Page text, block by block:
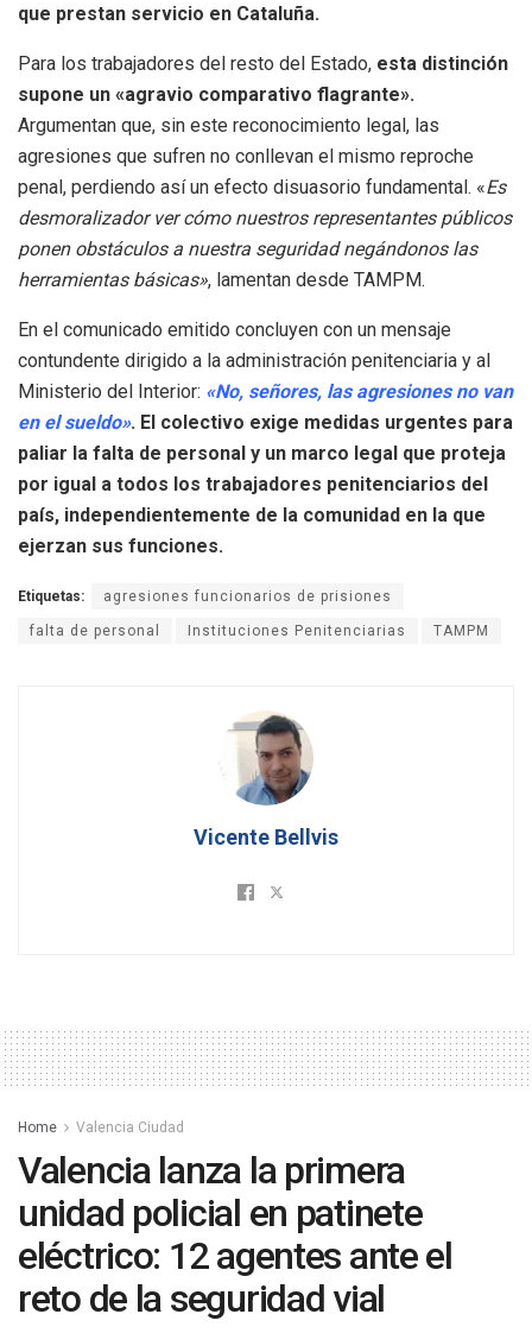
que prestan servicio en Cataluña.
Para los trabajadores del resto del Estado, esta distinción
supone un «agravio comparativo flagrante».
Argumentan que, sin este reconocimiento legal, las
agresiones que sufren no conllevan el mismo reproche
penal, perdiendo así un efecto disuasorio fundamental. «Es
desmoralizador ver cómo nuestros representantes públicos
ponen obstáculos a nuestra seguridad negándonos las
herramientas básicas», lamentan desde TAMPM.
En el comunicado emitido concluyen con un mensaje
contundente dirigido a la administración penitenciaria y al
Ministerio del Interior: «No, señores, las agresiones no van
en el sueldo». El colectivo exige medidas urgentes para
paliar la falta de personal y un marco legal que proteja
por igual a todos los trabajadores penitenciarios del
país, independientemente de la comunidad en la que
ejerzan sus funciones.
Etiquetas: agresiones funcionarios de prisiones
falta de personal Instituciones Penitenciarias TAMPM
Vicente Bellvis
Home Valencia Ciudad
Valencia lanza la primera
unidad policial en patinete
eléctrico: 12 agentes ante el
reto de la seguridad vial